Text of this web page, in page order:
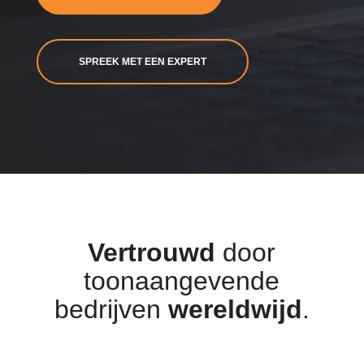
SPREEK MET EEN EXPERT
Vertrouwd door
toonaangevende
bedrijven wereldwijd.